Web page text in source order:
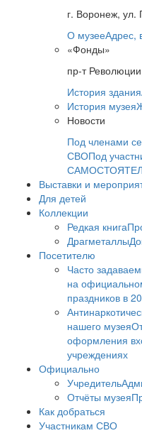
г. Воронеж, ул.
О музееАдрес,
«Фонды»
пр-т
История здания
История музея
Новости
Под членами
СВОПод
Выставки и
Для детей
Коллекции
Редкая книга
Драгметаллы
Посетителю
Часто
на
праздников в
нашего музея
оформления
учреждениях
Официально
Учредитель
Отчёты музея
Как добраться
Участникам СВО